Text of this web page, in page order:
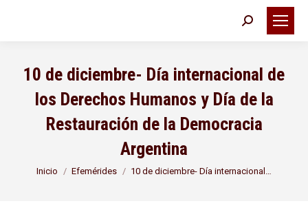
Buscar:
10 de diciembre- Día internacional de
los Derechos Humanos y Día de la
Restauración de la Democracia
Argentina
Estás aquí:
Inicio Efemérides 10 de diciembre- Día internacional…